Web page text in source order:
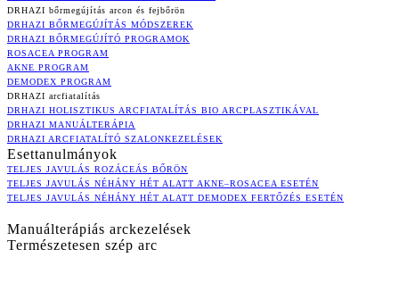
DRHAZI bőrmegújítás arcon és fejbőrön
DRHAZI BŐRMEGÚJÍTÁS MÓDSZEREK
DRHAZI BŐRMEGÚJÍTÓ PROGRAMOK
ROSACEA PROGRAM
AKNE PROGRAM
DEMODEX PROGRAM
DRHAZI arcfiatalítás
DRHAZI HOLISZTIKUS ARCFIATALÍTÁS BIO ARCPLASZTIKÁVAL
DRHAZI MANUÁLTERÁPIA
DRHAZI ARCFIATALÍTÓ SZALONKEZELÉSEK
Esettanulmányok
TELJES JAVULÁS ROZÁCEÁS BŐRÖN
TELJES JAVULÁS NÉHÁNY HÉT ALATT AKNE–ROSACEA ESETÉN
TELJES JAVULÁS NÉHÁNY HÉT ALATT DEMODEX FERTŐZÉS ESETÉN
Manuálterápiás arckezelések
Természetesen szép arc